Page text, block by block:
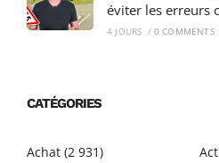
éviter les erreurs
4 JOURS / 0 COMMENTS
CATÉGORIES
Achat (2 931)